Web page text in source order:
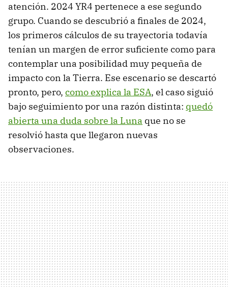
atención. 2024 YR4 pertenece a ese segundo
grupo. Cuando se descubrió a finales de 2024,
los primeros cálculos de su trayectoria todavía
tenían un margen de error suficiente como para
contemplar una posibilidad muy pequeña de
impacto con la Tierra. Ese escenario se descartó
pronto, pero, como explica la ESA, el caso siguió
bajo seguimiento por una razón distinta: quedó
abierta una duda sobre la Luna que no se
resolvió hasta que llegaron nuevas
observaciones.